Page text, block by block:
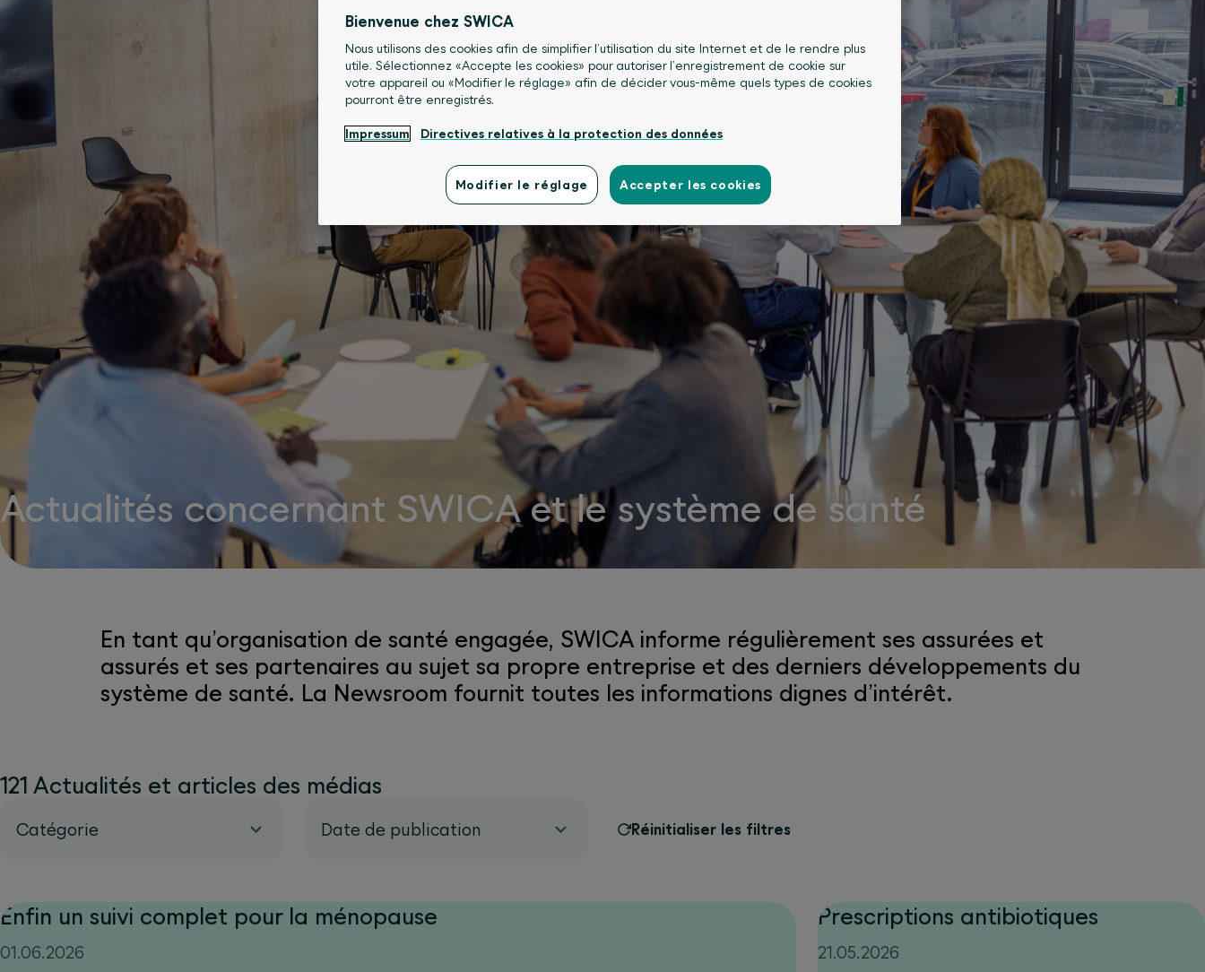
Actualités concernant SWICA et le système de santé
En tant qu’organisation de santé engagée, SWICA informe régulièrement ses assurées et
assurés et ses partenaires au sujet sa propre entreprise et des derniers développements du
système de santé. La Newsroom fournit toutes les informations dignes d’intérêt.
121 Actualités et articles des médias
Catégorie Date de publication Réinitialiser les filtres
Enfin un suivi complet pour la ménopause
01.06.2026
Prescriptions antibiotiques
21.05.2026
Bienvenue chez SWICA
Nous utilisons des cookies afin de simplifier l’utilisation du site Internet et de le rendre plus
utile. Sélectionnez «Accepte les cookies» pour autoriser l’enregistrement de cookie sur
votre appareil ou «Modifier le réglage» afin de décider vous-même quels types de cookies
pourront être enregistrés.
Impressum Directives relatives à la protection des données
Modifier le réglage Accepter les cookies